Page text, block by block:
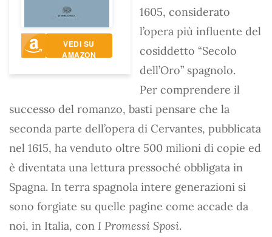
VEDI SU
AMAZON
1605, considerato
l’opera più influente del
cosiddetto “Secolo
dell’Oro” spagnolo.
Per comprendere il
successo del romanzo, basti pensare che la
seconda parte dell’opera di Cervantes, pubblicata
nel 1615, ha venduto oltre 500 milioni di copie ed
è diventata una lettura pressoché obbligata in
Spagna. In terra spagnola intere generazioni si
sono forgiate su quelle pagine come accade da
noi, in Italia, con I Promessi Sposi.